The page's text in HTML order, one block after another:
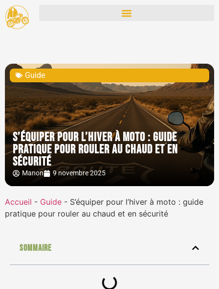
Guide
S’équiper pour l’hiver à moto : guide
pratique pour rouler au chaud et en
sécurité
Manon 9 novembre 2025
Accueil - Guide - S’équiper pour l’hiver à moto : guide
pratique pour rouler au chaud et en sécurité
Sommaire